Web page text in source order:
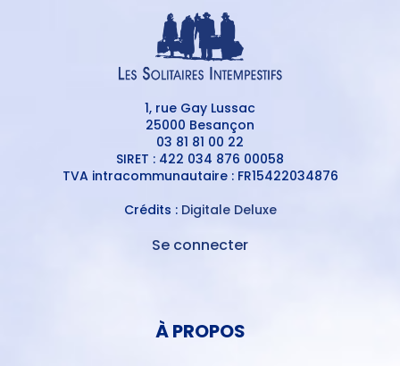
1, rue Gay Lussac
25000 Besançon
03 81 81 00 22
SIRET : 422 034 876 00058
TVA intracommunautaire : FR15422034876
Crédits : Digitale Deluxe
Se connecter
À PROPOS